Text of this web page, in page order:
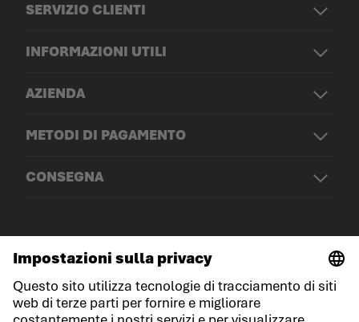
SERVIZIO CLIENTI
INFORMAZIONI UTILI
AZIENDA
METODI DI PAGAMENTO
CONSEGNA
© LOWA Sportschuhe GmbH
Note legali